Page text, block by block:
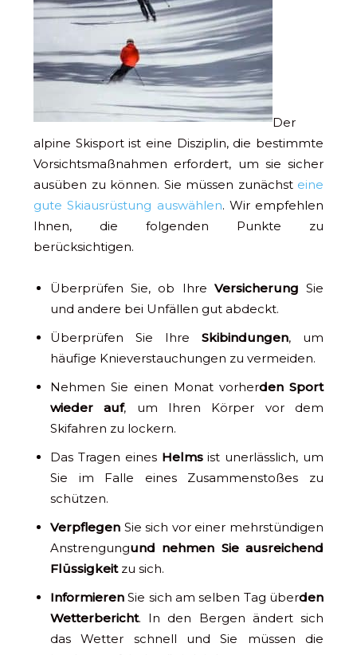
Der
alpine Skisport ist eine Disziplin, die bestimmte
Vorsichtsmaßnahmen erfordert, um sie sicher
ausüben zu können. Sie müssen zunächst eine
gute Skiausrüstung auswählen. Wir empfehlen
Ihnen, die folgenden Punkte zu
berücksichtigen.
Überprüfen Sie, ob Ihre Versicherung Sie
und andere bei Unfällen gut abdeckt.
Überprüfen Sie Ihre Skibindungen, um
häufige Knieverstauchungen zu vermeiden.
Nehmen Sie einen Monat vorherden Sport
wieder auf, um Ihren Körper vor dem
Skifahren zu lockern.
Das Tragen eines Helmsist unerlässlich, um
Sie im Falle eines Zusammenstoßes zu
schützen.
Verpflegen Sie sich vor einer mehrstündigen
Anstrengungund nehmen Sie ausreichend
Flüssigkeitzu sich.
Informieren Sie sich am selben Tag überden
Wetterbericht. In den Bergen ändert sich
das Wetter schnell und Sie müssen die